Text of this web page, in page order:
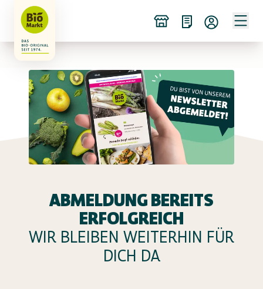
ABMELDUNG BEREITS
ERFOLGREICH
WIR BLEIBEN WEITERHIN FÜR
DICH DA